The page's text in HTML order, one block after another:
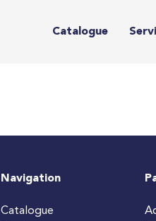
Catalogue
Navigation
Catalogue